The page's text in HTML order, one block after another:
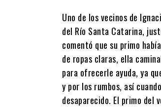
Uno de los vecinos de
del Río Santa Catarina,
comentó que su primo
de ropas claras, ella
para ofrecerle ayuda, ya
y por los rumbos, así
desaparecido. El primo